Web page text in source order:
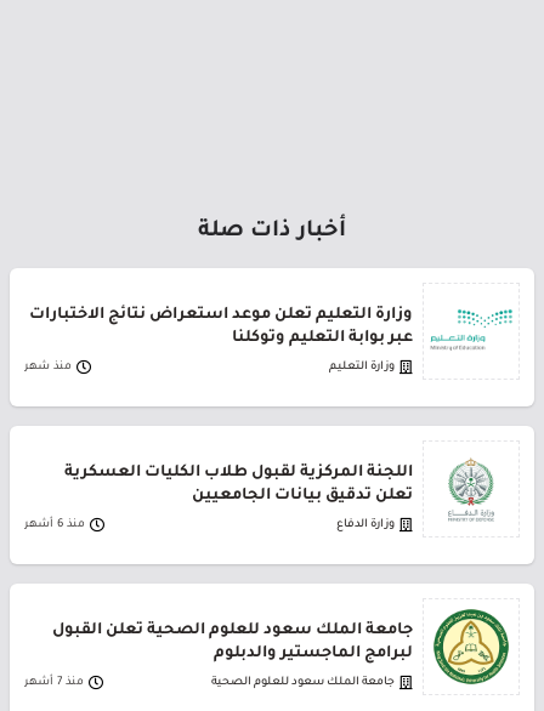
أخبار ذات صلة
وزارة التعليم تعلن موعد استعراض نتائج الاختبارات
عبر بوابة التعليم وتوكلنا
وزارة التعليم منذ شهر
اللجنة المركزية لقبول طلاب الكليات العسكرية
تعلن تدقيق بيانات الجامعيين
وزارة الدفاع منذ 6 أشهر
جامعة الملك سعود للعلوم الصحية تعلن القبول
لبرامج الماجستير والدبلوم
جامعة الملك سعود للعلوم الصحية منذ 7 أشهر